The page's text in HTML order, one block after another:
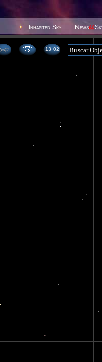
Inhabited Sky News@
13 02